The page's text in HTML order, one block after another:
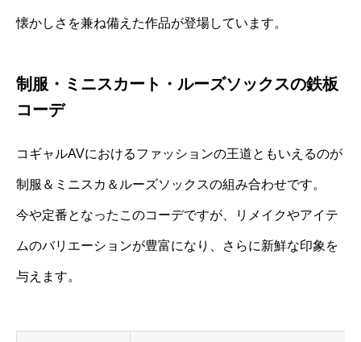
懐かしさを兼ね備えた作品が登場しています。
制服・ミニスカート・ルーズソックスの鉄板
コーデ
コギャルAVにおけるファッションの王道ともいえるのが
制服＆ミニスカ＆ルーズソックスの組み合わせです。
今や定番となったこのコーデですが、リメイクやアイテ
ムのバリエーションが豊富になり、さらに新鮮な印象を
与えます。